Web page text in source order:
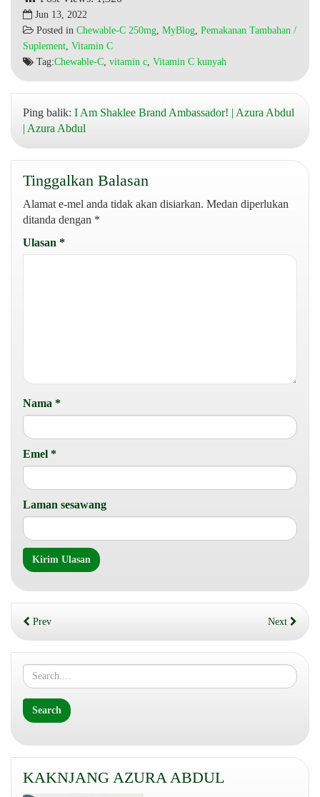
Jun 13, 2022
Posted in Chewable-C 250mg, MyBlog, Pemakanan Tambahan /
Suplement, Vitamin C
Tag:Chewable-C, vitamin c, Vitamin C kunyah
Ping balik: I Am Shaklee Brand Ambassador! | Azura Abdul
| Azura Abdul
Tinggalkan Balasan
Alamat e-mel anda tidak akan disiarkan. Medan diperlukan
ditanda dengan *
Ulasan *
Nama *
Emel *
Laman sesawang
Prev Next
KAKNJANG AZURA ABDUL